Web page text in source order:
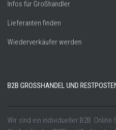
Infos für Großhändler
Lieferanten finden
Wiederverkäufer werden
B2B GROSSHANDEL UND RESTPOSTEN
Wir sind ein individueller B2B Online